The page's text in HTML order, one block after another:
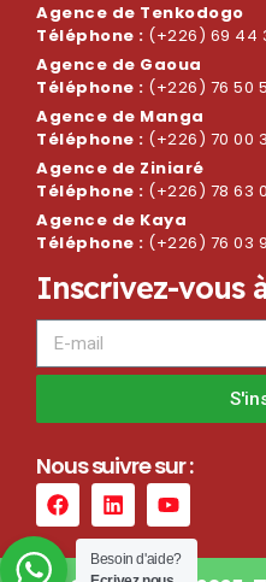
Agence de Tenkodogo
Téléphone : (+226) 69 44
Agence de Gaoua
Téléphone : (+226) 76 50
Agence de Manga
Téléphone : (+226) 70 00
Agence de Ziniaré
Téléphone : (+226) 78 63
Agence de Kaya
Téléphone : (+226) 76 03
Inscrivez-vous
Noussuivresur:
Besoin d'aide?